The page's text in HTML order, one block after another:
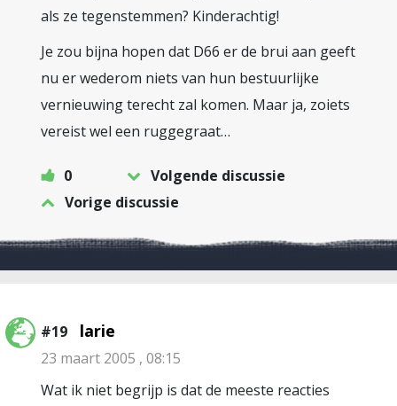
als ze tegenstemmen? Kinderachtig!
Je zou bijna hopen dat D66 er de brui aan geeft
nu er wederom niets van hun bestuurlijke
vernieuwing terecht zal komen. Maar ja, zoiets
vereist wel een ruggegraat…
0
Volgende discussie
Vorige discussie
#19 larie
23 maart 2005 , 08:15
Wat ik niet begrijp is dat de meeste reacties